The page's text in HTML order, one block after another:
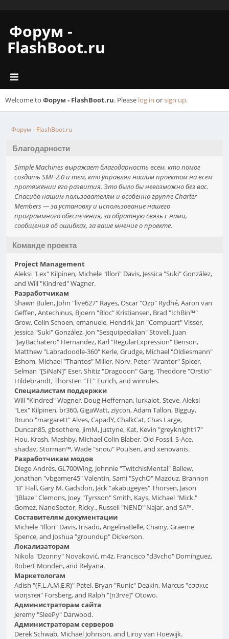
Форум -
FlashBoot.ru
Welcome to Форум - FlashBoot.ru. Please log in orsign up.
Форум - FlashBoot.ru
Благодарности
Simple Machines выражает благодарность всем, кто помог
создать SMF 2.0 и тем, кто управлял нашим проектом на всем
протяжении его развития. Это было бы невозможно без вас.
Спасибо нашим пользователям и особенно группе Charter
Members — за установку и использование нашего
программного обеспечения, за обратную связь с нами,
сообщения об ошибках, за ваше мнение о проекте.
Команде проекта
Project Management
Aleksi "Lex" Kilpinen, Michele "Illori" Davis, Jessica "Suki" González,
and Will "Kindred" Wagner.
Разработчикам
Shawn Bulen, John "live627" Rayes, Oscar "Ozp" Rydhé, Aaron van
Geffen, Antechinus, Bjoern "Bloc" Kristiansen, Brad "IchBin™"
Grow, Colin Schoen, emanuele, Hendrik Jan "Compuart" Visser,
Jessica "Suki" González, Jon "Sesquipedalian" Stovell, Juan
"JayBachatero" Hernandez, Karl "RegularExpression" Benson,
Matthew "Labradoodle-360" Kerle, Grudge, Michael "Oldiesmann"
Eshom, Michael "Thantos" Miller, Norv, Peter "Arantor" Spicer,
Selman "[SiNaN]" Eser, Shitiz "Dragooon" Garg, Theodore "Orstio"
Hildebrandt, Thorsten "TE" Eurich, and winrules.
Специалистам поддержки
Will "Kindred" Wagner, Doug Heffernan, lurkalot, Steve, Aleksi
"Lex" Kilpinen, br360, GigaWatt, ziycon, Adam Tallon, Bigguy,
Bruno "margarett" Alves, CapadY, ChalkCat, Chas Large,
Duncan85, gbsothere, JimM, Justyne, Kat, Kevin "greyknight17"
Hou, Krash, Mashby, Michael Colin Blaber, Old Fossil, S-Ace,
shadav, Storman™, Wade "sησω" Poulsen, and xenovanis.
Разработчикам модов
Diego Andrés, GL700Wing, Johnnie "TwitchisMental" Ballew,
Jonathan "vbgamer45" Valentin, Sami "SychO" Mazouz, Brannon
"B" Hall, Gary M. Gadsdon, Jack "akabugeyes" Thorsen, Jason
"JBlaze" Clemons, Joey "Tyrsson" Smith, Kays, Michael "Mick."
Gomez, NanoSector, Ricky., Russell "NEND" Najar, and SA™.
Составителям документации
Michele "Illori" Davis, Irisado, AngelinaBelle, Chainy, Graeme
Spence, and Joshua "groundup" Dickerson.
Локализаторам
Nikola "Dzonny" Novaković, m4z, Francisco "d3vcho" Domínguez,
Robert Monden, and Relyana.
Маркетологам
Adish "(F.L.A.M.E.R)" Patel, Bryan "Runic" Deakin, Marcus "cσσкιє
мσηѕтєя" Forsberg, and Ralph "[n3rve]" Otowo.
Администраторам сайта
Jeremy "SleePy" Darwood.
Администраторам серверов
Derek Schwab, Michael Johnson, and Liroy van Hoewijk.